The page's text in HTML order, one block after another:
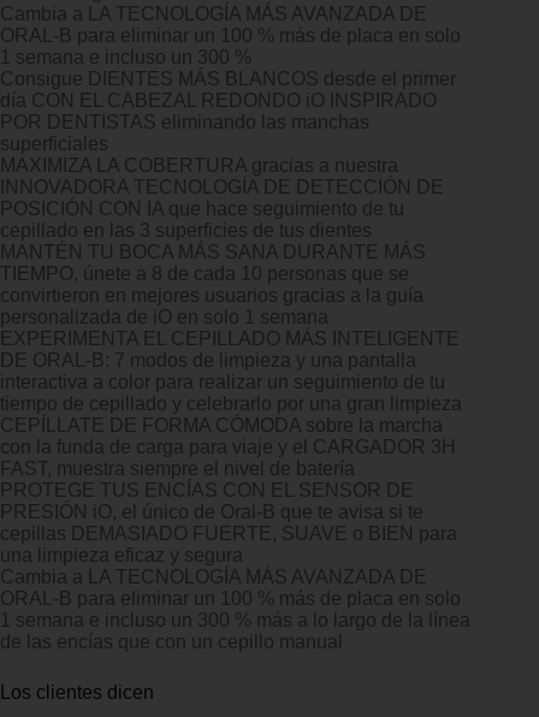
Cambia a LA TECNOLOGÍA MÁS AVANZADA DE
ORAL-B para eliminar un 100 % más de placa en solo
1 semana e incluso un 300 %
Consigue DIENTES MÁS BLANCOS desde el primer
día CON EL CABEZAL REDONDO iO INSPIRADO
POR DENTISTAS eliminando las manchas
superficiales
MAXIMIZA LA COBERTURA gracias a nuestra
INNOVADORA TECNOLOGÍA DE DETECCIÓN DE
POSICIÓN CON IA que hace seguimiento de tu
cepillado en las 3 superficies de tus dientes
MANTÉN TU BOCA MÁS SANA DURANTE MÁS
TIEMPO, únete a 8 de cada 10 personas que se
convirtieron en mejores usuarios gracias a la guía
personalizada de iO en solo 1 semana
EXPERIMENTA EL CEPILLADO MÁS INTELIGENTE
DE ORAL-B: 7 modos de limpieza y una pantalla
interactiva a color para realizar un seguimiento de tu
tiempo de cepillado y celebrarlo por una gran limpieza
CEPÍLLATE DE FORMA CÓMODA sobre la marcha
con la funda de carga para viaje y el CARGADOR 3H
FAST, muestra siempre el nivel de batería
PROTEGE TUS ENCÍAS CON EL SENSOR DE
PRESIÓN iO, el único de Oral-B que te avisa si te
cepillas DEMASIADO FUERTE, SUAVE o BIEN para
una limpieza eficaz y segura
Cambia a LA TECNOLOGÍA MÁS AVANZADA DE
ORAL-B para eliminar un 100 % más de placa en solo
1 semana e incluso un 300 % más a lo largo de la línea
de las encías que con un cepillo manual
Los clientes dicen